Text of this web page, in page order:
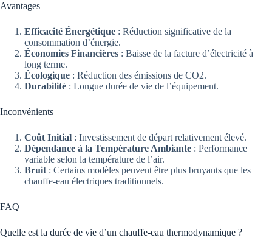
Avantages
Efficacité Énergétique : Réduction significative de la
consommation d’énergie.
Économies Financières : Baisse de la facture d’électricité à
long terme.
Écologique : Réduction des émissions de CO2.
Durabilité : Longue durée de vie de l’équipement.
Inconvénients
Coût Initial : Investissement de départ relativement élevé.
Dépendance à la Température Ambiante : Performance
variable selon la température de l’air.
Bruit : Certains modèles peuvent être plus bruyants que les
chauffe-eau électriques traditionnels.
FAQ
Quelle est la durée de vie d’un chauffe-eau thermodynamique ?